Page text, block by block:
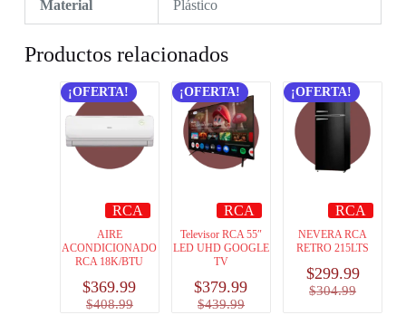
Material Plástico
Productos relacionados
¡OFERTA!
RCA
AIRE
ACONDICIONADO
RCA 18K/BTU
$408.99
$369.99
¡OFERTA!
RCA
Televisor RCA 55″
LED UHD GOOGLE
TV
$439.99
$379.99
¡OFERTA!
RCA
NEVERA RCA
RETRO 215LTS
$304.99
$299.99